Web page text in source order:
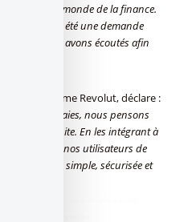
du monde de la finance.
a toujours été une demande
que nous avons écoutés afin
la plateforme Revolut, déclare :
crypto-monnaies, nous pensons
d’être réduite. En les intégrant à
permettons à nos utilisateurs de
de manière simple, sécurisée et